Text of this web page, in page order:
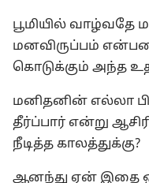
பூமியில்
மனவிருப்பம்
கொடுக்கும் அந்த
மனிதனின் எல்லா
தீர்ப்பார் என்று
நீடித்த காலத்துக்கு?
ஆனந்து ஏன் இதை